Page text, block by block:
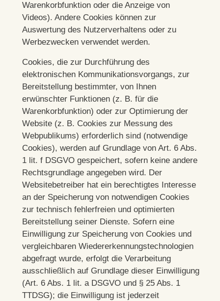
Warenkorbfunktion oder die Anzeige von
Videos). Andere Cookies können zur
Auswertung des Nutzerverhaltens oder zu
Werbezwecken verwendet werden.
Cookies, die zur Durchführung des
elektronischen Kommunikationsvorgangs, zur
Bereitstellung bestimmter, von Ihnen
erwünschter Funktionen (z. B. für die
Warenkorbfunktion) oder zur Optimierung der
Website (z. B. Cookies zur Messung des
Webpublikums) erforderlich sind (notwendige
Cookies), werden auf Grundlage von Art. 6 Abs.
1 lit. f DSGVO gespeichert, sofern keine andere
Rechtsgrundlage angegeben wird. Der
Websitebetreiber hat ein berechtigtes Interesse
an der Speicherung von notwendigen Cookies
zur technisch fehlerfreien und optimierten
Bereitstellung seiner Dienste. Sofern eine
Einwilligung zur Speicherung von Cookies und
vergleichbaren Wiedererkennungstechnologien
abgefragt wurde, erfolgt die Verarbeitung
ausschließlich auf Grundlage dieser Einwilligung
(Art. 6 Abs. 1 lit. a DSGVO und § 25 Abs. 1
TTDSG); die Einwilligung ist jederzeit